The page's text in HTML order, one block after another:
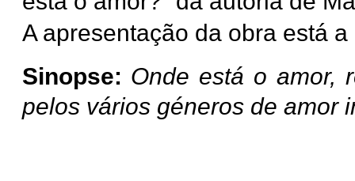
A apresentação da obra está
Sinopse: Onde está o amor,
pelos vários géneros de amor